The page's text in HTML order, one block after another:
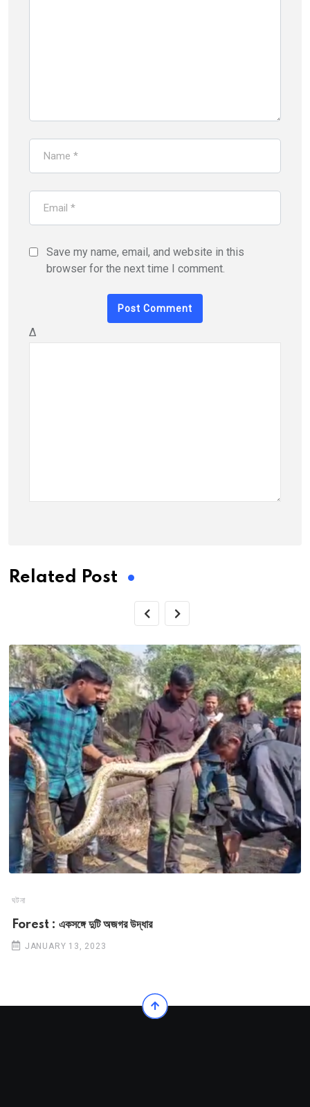
Save my name, email, and website in this
browser for the next time I comment.
Δ
Related Post
ঘটনা
Forest : একসঙ্গে দুটি অজগর উদ্ধার
JANUARY 13, 2023